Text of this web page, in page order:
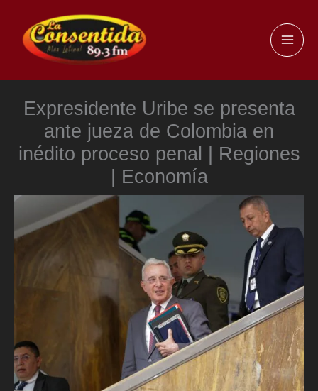
contenido
Expresidente Uribe se presenta
ante jueza de Colombia en
inédito proceso penal | Regiones
| Economía